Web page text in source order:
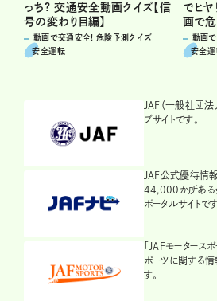
っち? 交通安全動画クイズ【信
号の変わり目編】
動画で交通安全! 危険予測クイズ
安全運転
でヒ
画で
動画
安全運
JAF（一般社団
ブサイトです。
JAF公式優待情報
44,000か所ある
ポータルサイトです
「JAFモータース
ポーツに関する
す。